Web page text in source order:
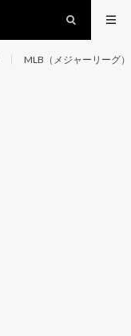
MLB（メジャーリーグ）